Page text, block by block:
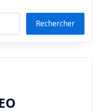
Rechercher